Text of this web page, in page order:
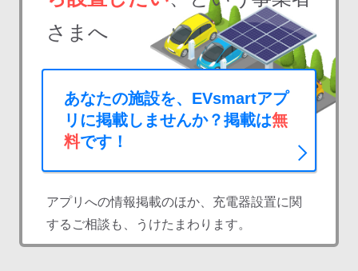
さまへ
あなたの施設を、EVsmartアプ
リに掲載しませんか？掲載は無
料です！
アプリへの情報掲載のほか、充電器設置に関
するご相談も、うけたまわります。